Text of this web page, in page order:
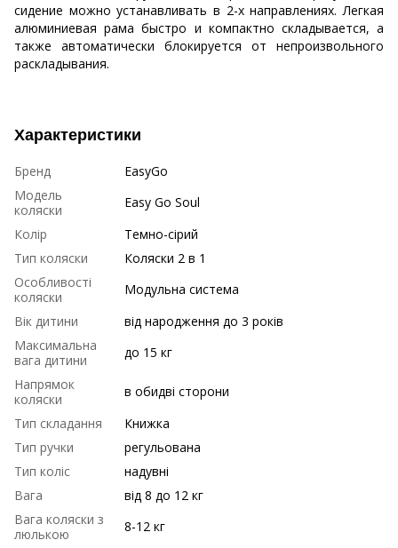
сидение можно устанавливать в 2-х направлениях. Легкая
алюминиевая рама быстро и компактно складывается, а
также автоматически блокируется от непроизвольного
раскладывания.
Характеристики
Бренд
EasyGo
Модель
коляски
Easy Go Soul
Колір
Темно-сірий
Тип коляски
Коляски 2 в 1
Особливості
коляски
Модульна система
Вік дитини
від народження до 3 років
Максимальна
вага дитини
до 15 кг
Напрямок
коляски
в обидві сторони
Тип складання
Книжка
Тип ручки
регульована
Тип коліс
надувні
Вага
від 8 до 12 кг
Вага коляски з
люлькою
8-12 кг